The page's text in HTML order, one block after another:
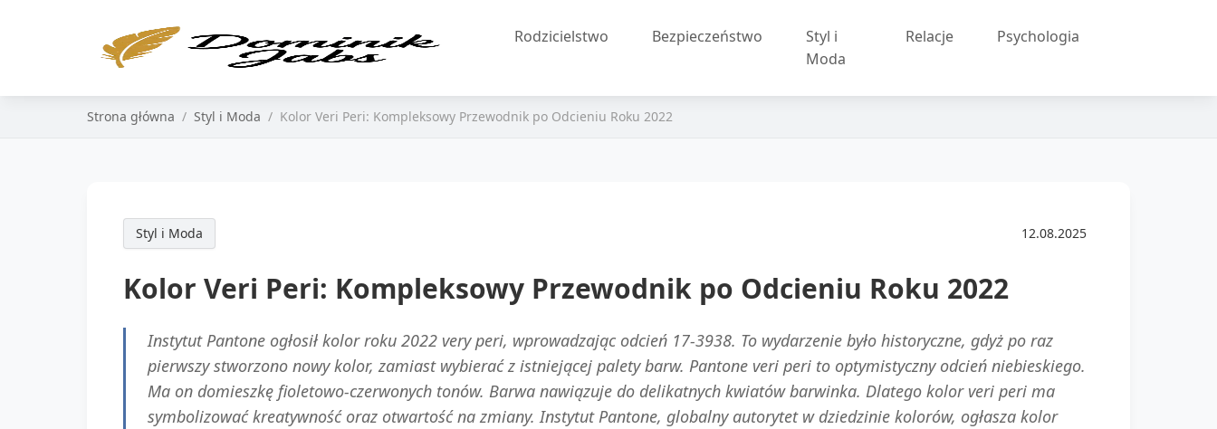
Rodzicielstwo Bezpieczeństwo
Styl i
Moda
Relacje Psychologia
Strona główna Styl i Moda Kolor Veri Peri: Kompleksowy Przewodnik po Odcieniu Roku 2022
Styl i Moda 12.08.2025
Kolor Veri Peri: Kompleksowy Przewodnik po Odcieniu Roku 2022
Instytut Pantone ogłosił kolor roku 2022 very peri, wprowadzając odcień 17-3938. To wydarzenie było historyczne, gdyż po raz
pierwszy stworzono nowy kolor, zamiast wybierać z istniejącej palety barw. Pantone veri peri to optymistyczny odcień niebieskiego.
Ma on domieszkę fioletowo-czerwonych tonów. Barwa nawiązuje do delikatnych kwiatów barwinka. Dlatego kolor veri peri ma
symbolizować kreatywność oraz otwartość na zmiany. Instytut Pantone, globalny autorytet w dziedzinie kolorów, ogłasza kolor